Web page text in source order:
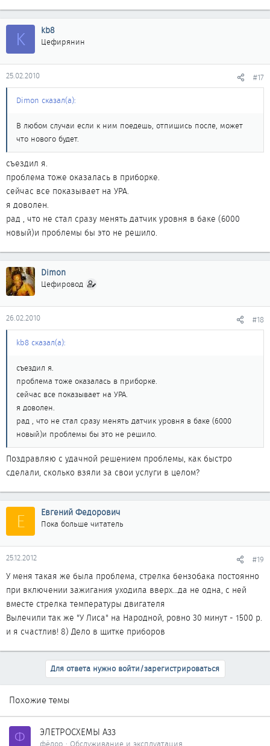
K kb8
Цефирянин
25.02.2010 #17
Dimon сказал(а):
В любом случаи если к ним поедешь, отпишись после, может
что нового будет.
съездил я.
проблема тоже оказалась в приборке.
сейчас все показывает на УРА.
я доволен.
рад , что не стал сразу менять датчик уровня в баке (6000
новый)и проблемы бы это не решило.
Dimon
Цефировод
26.02.2010 #18
kb8 сказал(а):
съездил я.
проблема тоже оказалась в приборке.
сейчас все показывает на УРА.
я доволен.
рад , что не стал сразу менять датчик уровня в баке (6000
новый)и проблемы бы это не решило.
Поздравляю с удачной решением проблемы, как быстро
сделали, сколько взяли за свои услуги в целом?
Е Евгений Федорович
Пока больше читатель
25.12.2012 #19
У меня такая же была проблема, стрелка бензобака постоянно
при включении зажигания уходила вверх...да не одна, с ней
вместе стрелка температуры двигателя
Вылечили так же "У Лиса" на Народной, ровно 30 минут - 1500 р.
и я счастлив! 8) Дело в щитке приборов
Для ответа нужно войти/зарегистрироваться
Похожие темы
Ф ЭЛЕТРОСХЕМЫ А33